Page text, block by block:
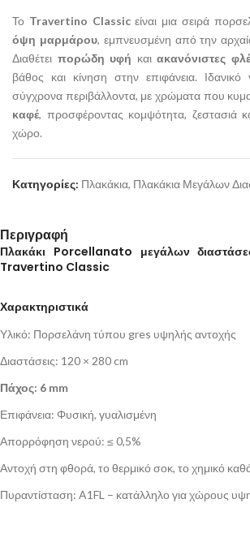
Το Travertino Classicείναι μια σειρά
όψη μαρμάρου, εμπνευσμένη από την
Διαθέτει πορώδη υφή καιακανόνιστες
βάθος και κίνηση στην επιφάνεια. Ιδανικό
σύγχρονα περιβάλλοντα, με χρώματα που
καφέ, προσφέροντας κομψότητα, ζεστασιά
χώρο.
Κατηγορίες: Πλακάκια, Πλακάκια Μεγάλων
Περιγραφή
Πλακάκι Porcellanato μεγάλων
Travertino Classic
Χαρακτηριστικά
Υλικό: Πορσελάνη τύπου gres υψηλής αντοχής
Διαστάσεις: 120 × 280 cm
Πάχος: 6 mm
Επιφάνεια: Φυσική, γυαλισμένη
Απορρόφηση νερού: ≤ 0,5%
Αντοχή στη φθορά, το θερμικό σοκ, το χημικό
Πυραντίσταση: A1FL – κατάλληλο για χώρους